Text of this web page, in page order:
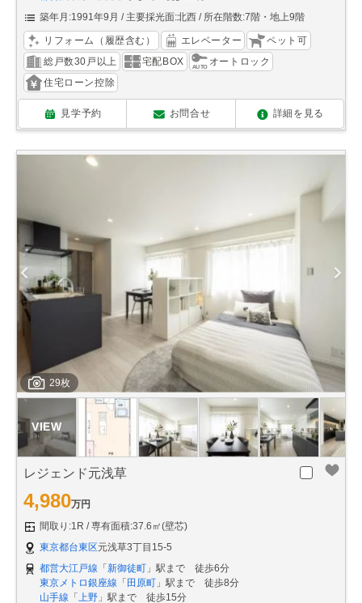
築年月:1991年9月
主要採光面:北西 所在階数:7階・地上9階
リフォーム（履歴含む） エレベーター
ペット可
総戸数30戸以上
宅配BOX
オートロック
住宅ローン控除
見学予約 お問合せ 詳細を見る
29枚
レジェンド元浅草
4,980万円
間取り:1R
専有面積:37.6㎡(壁芯)
東京都台東区元浅草3丁目15-5
都営大江戸線 「新御徒町 」駅まで 徒歩6分
東京メトロ銀座線 「田原町 」駅まで 徒歩8分
山手線 「 上野 」駅まで 徒歩15分